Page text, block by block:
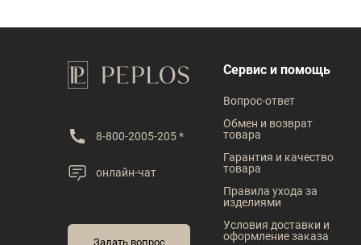
В корзину
В наличии
Таблица размеров
40 41 42
В
В наличии
40
Рост
170
8-800-2005-205 *
онлайн-чат
Задать вопрос
Сервис и помощь
Вопрос-ответ
Обмен и возврат
товара
Гарантия и качество
товара
Правила ухода за
изделиями
Условия доставки и
оформление заказа